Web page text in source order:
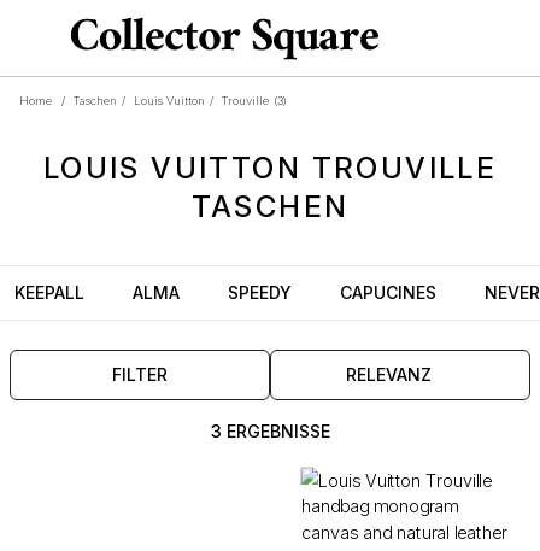
Home / Taschen / Louis Vuitton / Trouville (3)
LOUIS VUITTON TROUVILLE
TASCHEN
KEEPALL ALMA SPEEDY CAPUCINES
FILTER RELEVANZ
3 ERGEBNISSE